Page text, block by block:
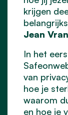
krijgen
Jean
In het
van
hoe je
waarom
en hoe je